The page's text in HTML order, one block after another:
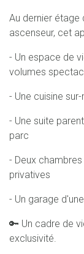
Au dernier étage
ascenseur, cet
- Un espace de
volumes
- Une cuisine
- Une suite
parc
- Deux
privatives
- Un garage
🔑 Un cadre de
exclusivité.